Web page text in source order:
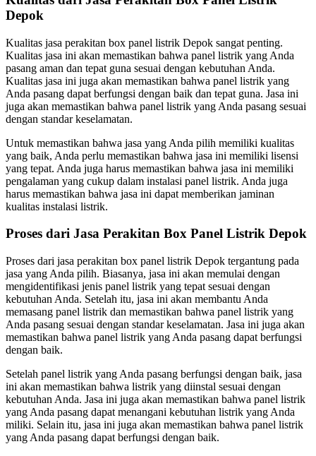
Depok
Kualitas jasa perakitan box panel listrik Depok sangat penting.
Kualitas jasa ini akan memastikan bahwa panel listrik yang Anda
pasang aman dan tepat guna sesuai dengan kebutuhan Anda.
Kualitas jasa ini juga akan memastikan bahwa panel listrik yang
Anda pasang dapat berfungsi dengan baik dan tepat guna. Jasa ini
juga akan memastikan bahwa panel listrik yang Anda pasang sesuai
dengan standar keselamatan.
Untuk memastikan bahwa jasa yang Anda pilih memiliki kualitas
yang baik, Anda perlu memastikan bahwa jasa ini memiliki lisensi
yang tepat. Anda juga harus memastikan bahwa jasa ini memiliki
pengalaman yang cukup dalam instalasi panel listrik. Anda juga
harus memastikan bahwa jasa ini dapat memberikan jaminan
kualitas instalasi listrik.
Proses dari Jasa Perakitan Box Panel Listrik Depok
Proses dari jasa perakitan box panel listrik Depok tergantung pada
jasa yang Anda pilih. Biasanya, jasa ini akan memulai dengan
mengidentifikasi jenis panel listrik yang tepat sesuai dengan
kebutuhan Anda. Setelah itu, jasa ini akan membantu Anda
memasang panel listrik dan memastikan bahwa panel listrik yang
Anda pasang sesuai dengan standar keselamatan. Jasa ini juga akan
memastikan bahwa panel listrik yang Anda pasang dapat berfungsi
dengan baik.
Setelah panel listrik yang Anda pasang berfungsi dengan baik, jasa
ini akan memastikan bahwa listrik yang diinstal sesuai dengan
kebutuhan Anda. Jasa ini juga akan memastikan bahwa panel listrik
yang Anda pasang dapat menangani kebutuhan listrik yang Anda
miliki. Selain itu, jasa ini juga akan memastikan bahwa panel listrik
yang Anda pasang dapat berfungsi dengan baik.